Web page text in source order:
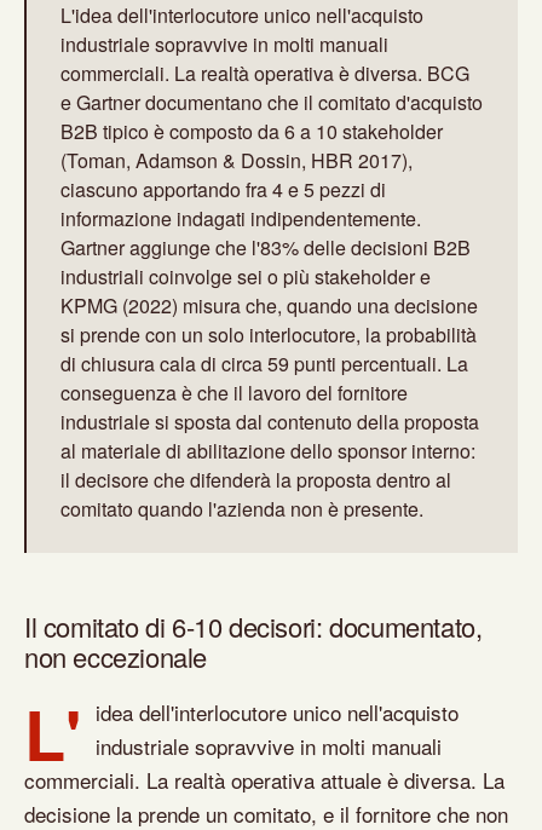
L'idea dell'interlocutore unico nell'acquisto
industriale sopravvive in molti manuali
commerciali. La realtà operativa è diversa. BCG
e Gartner documentano che il comitato d'acquisto
B2B tipico è composto da 6 a 10 stakeholder
(Toman, Adamson & Dossin, HBR 2017),
ciascuno apportando fra 4 e 5 pezzi di
informazione indagati indipendentemente.
Gartner aggiunge che l'83% delle decisioni B2B
industriali coinvolge sei o più stakeholder e
KPMG (2022) misura che, quando una decisione
si prende con un solo interlocutore, la probabilità
di chiusura cala di circa 59 punti percentuali. La
conseguenza è che il lavoro del fornitore
industriale si sposta dal contenuto della proposta
al materiale di abilitazione dello sponsor interno:
il decisore che difenderà la proposta dentro al
comitato quando l'azienda non è presente.
Il comitato di 6-10 decisori: documentato,
non eccezionale
L' idea dell'interlocutore unico nell'acquisto
industriale sopravvive in molti manuali
commerciali. La realtà operativa attuale è diversa. La
decisione la prende un comitato, e il fornitore che non